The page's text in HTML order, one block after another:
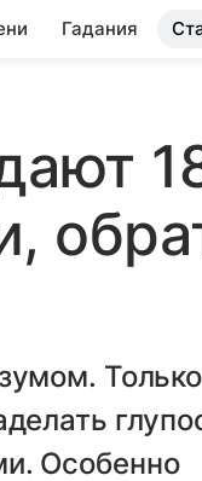
Гадания
Особенно